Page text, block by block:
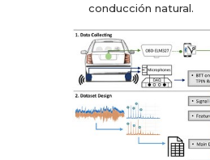
conducción natural.